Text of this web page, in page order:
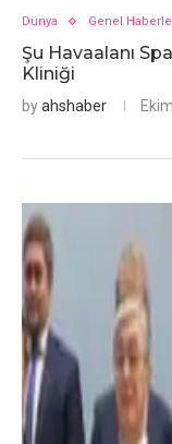
Dünya Genel
Şu Havaalanı
Kliniği
byahshaber